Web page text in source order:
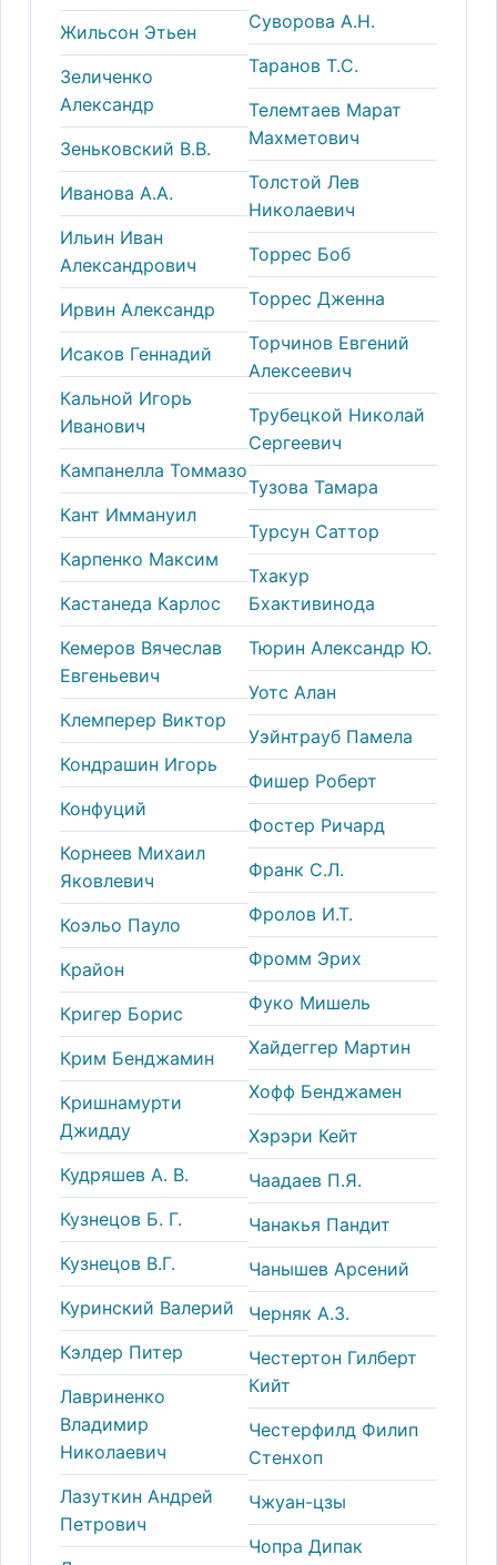
Жильсон Этьен
Зеличенко
Александр
Зеньковский В.В.
Иванова А.А.
Ильин Иван
Александрович
Ирвин Александр
Исаков Геннадий
Кальной Игорь
Иванович
Кампанелла Томмазо
Кант Иммануил
Карпенко Максим
Кастанеда Карлос
Кемеров Вячеслав
Евгеньевич
Клемперер Виктор
Кондрашин Игорь
Конфуций
Корнеев Михаил
Яковлевич
Коэльо Пауло
Крайон
Кригер Борис
Крим Бенджамин
Кришнамурти
Джидду
Кудряшев А. В.
Кузнецов Б. Г.
Кузнецов В.Г.
Куринский Валерий
Кэлдер Питер
Лавриненко
Владимир
Николаевич
Лазуткин Андрей
Петрович
Суворова А.Н.
Таранов Т.С.
Телемтаев Марат
Махметович
Толстой Лев
Николаевич
Торрес Боб
Торрес Дженна
Торчинов Евгений
Алексеевич
Трубецкой Николай
Сергеевич
Тузова Тамара
Турсун Саттор
Тхакур
Бхактивинода
Тюрин Александр Ю.
Уотс Алан
Уэйнтрауб Памела
Фишер Роберт
Фостер Ричард
Франк С.Л.
Фролов И.Т.
Фромм Эрих
Фуко Мишель
Хайдеггер Мартин
Хофф Бенджамен
Хэрэри Кейт
Чаадаев П.Я.
Чанакья Пандит
Чанышев Арсений
Черняк А.З.
Честертон Гилберт
Кийт
Честерфилд Филип
Стенхоп
Чжуан-цзы
Чопра Дипак